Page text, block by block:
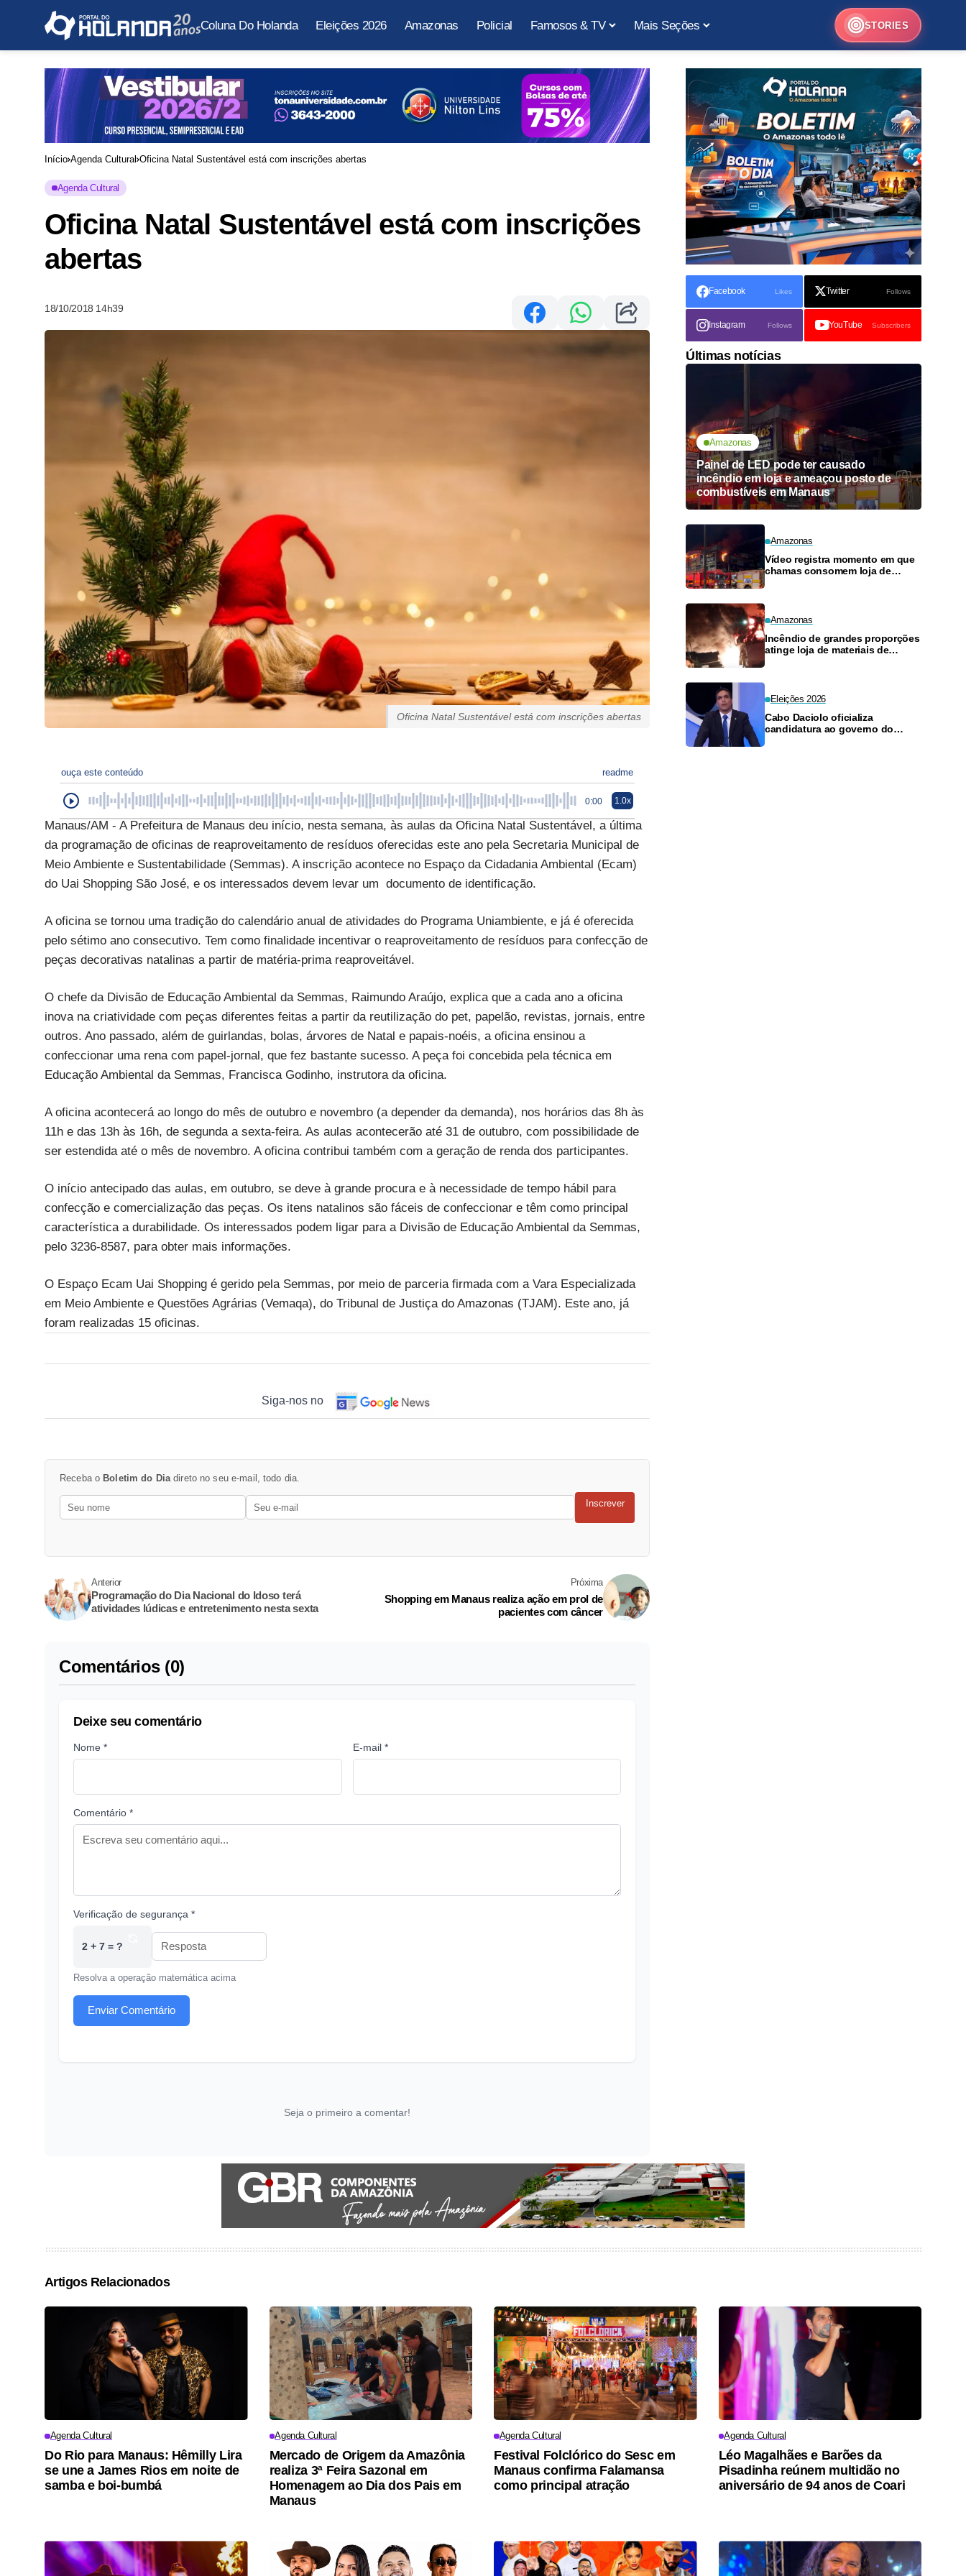
Coluna Do Holanda Eleições 2026 Amazonas Policial Famosos & TV Mais Seções STORIES
Início Agenda Cultural Oficina Natal Sustentável está com inscrições abertas
Agenda Cultural
Oficina Natal Sustentável está com inscrições
abertas
18/10/2018 14h39
Oficina Natal Sustentável está com inscrições abertas
ouça este conteúdo readme
0:00 1.0x
Manaus/AM - A Prefeitura de Manaus deu início, nesta semana, às aulas da Oficina Natal Sustentável, a última
da programação de oficinas de reaproveitamento de resíduos oferecidas este ano pela Secretaria Municipal de
Meio Ambiente e Sustentabilidade (Semmas). A inscrição acontece no Espaço da Cidadania Ambiental (Ecam)
do Uai Shopping São José, e os interessados devem levar um documento de identificação.
A oficina se tornou uma tradição do calendário anual de atividades do Programa Uniambiente, e já é oferecida
pelo sétimo ano consecutivo. Tem como finalidade incentivar o reaproveitamento de resíduos para confecção de
peças decorativas natalinas a partir de matéria-prima reaproveitável.
O chefe da Divisão de Educação Ambiental da Semmas, Raimundo Araújo, explica que a cada ano a oficina
inova na criatividade com peças diferentes feitas a partir da reutilização do pet, papelão, revistas, jornais, entre
outros. Ano passado, além de guirlandas, bolas, árvores de Natal e papais-noéis, a oficina ensinou a
confeccionar uma rena com papel-jornal, que fez bastante sucesso. A peça foi concebida pela técnica em
Educação Ambiental da Semmas, Francisca Godinho, instrutora da oficina.
A oficina acontecerá ao longo do mês de outubro e novembro (a depender da demanda), nos horários das 8h às
11h e das 13h às 16h, de segunda a sexta-feira. As aulas acontecerão até 31 de outubro, com possibilidade de
ser estendida até o mês de novembro. A oficina contribui também com a geração de renda dos participantes.
O início antecipado das aulas, em outubro, se deve à grande procura e à necessidade de tempo hábil para
confecção e comercialização das peças. Os itens natalinos são fáceis de confeccionar e têm como principal
característica a durabilidade. Os interessados podem ligar para a Divisão de Educação Ambiental da Semmas,
pelo 3236-8587, para obter mais informações.
O Espaço Ecam Uai Shopping é gerido pela Semmas, por meio de parceria firmada com a Vara Especializada
em Meio Ambiente e Questões Agrárias (Vemaqa), do Tribunal de Justiça do Amazonas (TJAM). Este ano, já
foram realizadas 15 oficinas.
Siga-nos no
Receba o Boletim do Dia direto no seu e-mail, todo dia.
Inscrever
Anterior
Programação do Dia Nacional do Idoso terá
atividades lúdicas e entretenimento nesta sexta
Próxima
Shopping em Manaus realiza ação em prol de
pacientes com câncer
Comentários (0)
Deixe seu comentário
Nome * E-mail *
Comentário *
Verificação de segurança *
2 + 7 = ?
Resolva a operação matemática acima
Enviar Comentário
Seja o primeiro a comentar!
Facebook Likes Twitter Follows
Instagram Follows YouTube Subscribers
Últimas notícias
Amazonas
Painel de LED pode ter causado
incêndio em loja e ameaçou posto de
combustíveis em Manaus
Amazonas
Vídeo registra momento em que
chamas consomem loja de
Amazonas
Incêndio de grandes proporções
atinge loja de materiais de
Eleições 2026
Cabo Daciolo oficializa
candidatura ao governo do
Artigos Relacionados
Agenda Cultural
Do Rio para Manaus: Hêmilly Lira
se une a James Rios em noite de
samba e boi-bumbá
Agenda Cultural
Mercado de Origem da Amazônia
realiza 3ª Feira Sazonal em
Homenagem ao Dia dos Pais em
Manaus
Agenda Cultural
Festival Folclórico do Sesc em
Manaus confirma Falamansa
como principal atração
Agenda Cultural
Léo Magalhães e Barões da
Pisadinha reúnem multidão no
aniversário de 94 anos de Coari